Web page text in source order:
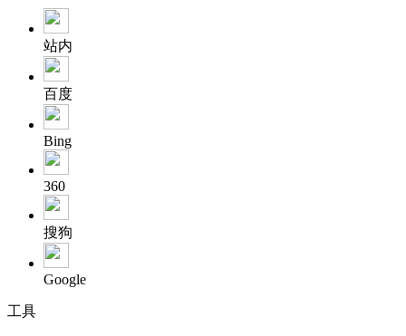
站内
百度
Bing
360
搜狗
Google
工具